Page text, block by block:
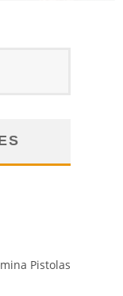
Pistolas